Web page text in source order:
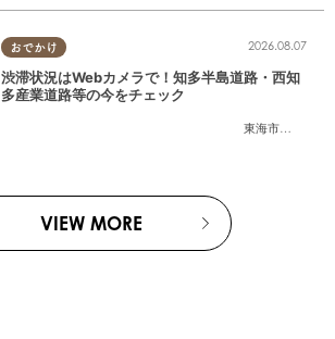
おでかけ
東海市
,大府市
2026.08.07
渋滞状況はWebカメラで！知多半島道路・西知
多産業道路等の今をチェック
VIEW MORE